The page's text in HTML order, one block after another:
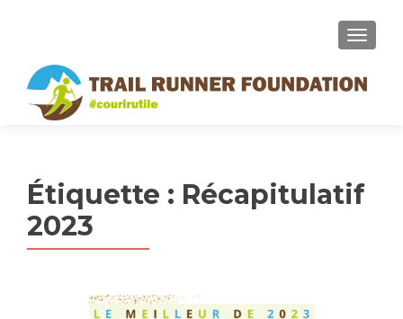
MENU
Étiquette : Récapitulatif
2023